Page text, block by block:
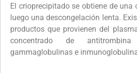
El crioprecipitado se obtiene de
luego una descongelación lenta.
productos que provienen del
concentrado de
gammaglobulinas e